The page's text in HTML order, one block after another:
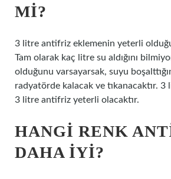
MI?
3 litre antifriz eklemenin yeterli
Tam olarak kaç litre su aldığını
olduğunu varsayarsak, suyu
radyatörde kalacak ve tıkanacaktır. 3
3 litre antifriz yeterli olacaktır.
HANGI RENK
DAHA IYI?